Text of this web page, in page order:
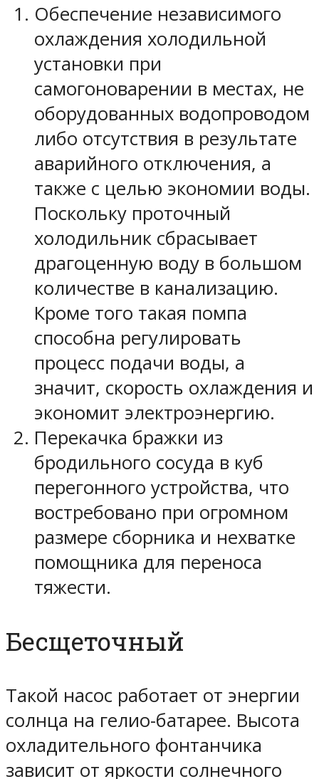
Обеспечение независимого
охлаждения холодильной
установки при
самогоноварении в местах, не
оборудованных водопроводом
либо отсутствия в результате
аварийного отключения, а
также с целью экономии воды.
Поскольку проточный
холодильник сбрасывает
драгоценную воду в большом
количестве в канализацию.
Кроме того такая помпа
способна регулировать
процесс подачи воды, а
значит, скорость охлаждения и
экономит электроэнергию.
Перекачка бражки из
бродильного сосуда в куб
перегонного устройства, что
востребовано при огромном
размере сборника и нехватке
помощника для переноса
тяжести.
Бесщеточный
Такой насос работает от энергии
солнца на гелио-батарее. Высота
охладительного фонтанчика
зависит от яркости солнечного